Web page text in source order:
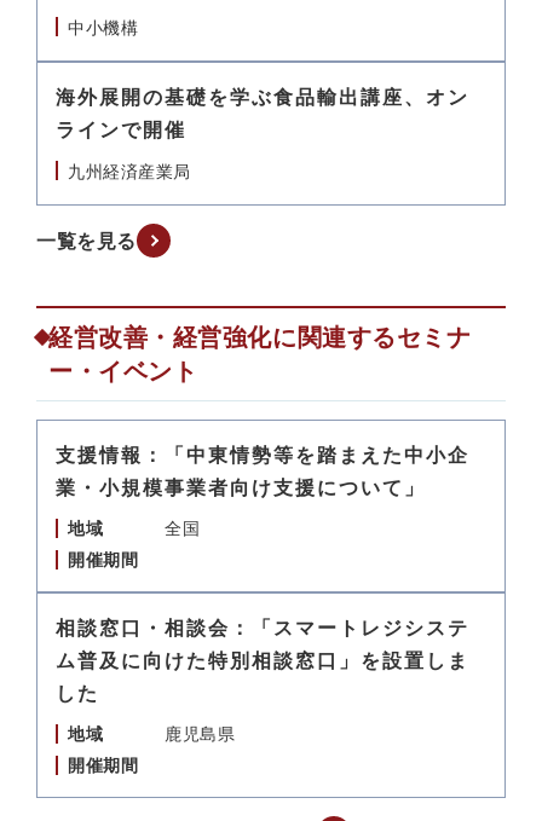
中小機構
海外展開の基礎を学ぶ食品輸出講座、オン
ラインで開催
九州経済産業局
一覧を見る
経営改善・経営強化に関連するセミナ
ー・イベント
支援情報：「中東情勢等を踏まえた中小企
業・小規模事業者向け支援について」
地域
全国
開催期間
相談窓口・相談会：「スマートレジシステ
ム普及に向けた特別相談窓口」を設置しま
した
地域
鹿児島県
開催期間